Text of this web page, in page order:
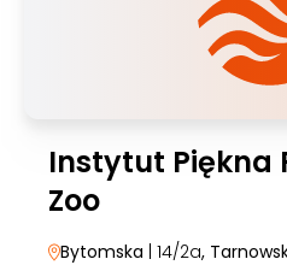
Instytut Piękna
Zoo
Bytomska | 14/2a,